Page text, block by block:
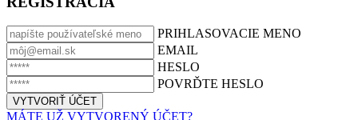
PRIHLASOVACIE MENO
EMAIL
HESLO
POVRĎTE HESLO
MÁTE UŽ VYTVORENÝ ÚČET?